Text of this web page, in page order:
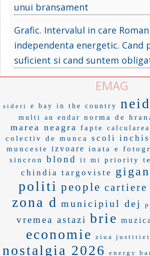
unui bransament
Grafic. Intervalul in care
independenta energetic. Cand
suficient si cand suntem
EMAG
sideri e bay in the country
multi an
endar norma de
marea neagra
fapte calcularea
colectiv de munca
scoli
munceste izvoare inata e
sincron blond it mi priority
chindia targoviste
politi people cartiere
zona d municipiul dej
vremea astazi brie
economie ziua justitiei
nostalgia 2026 energy